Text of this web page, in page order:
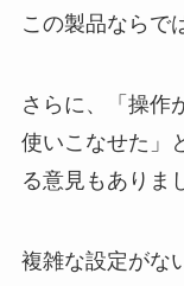
この製品ならで
さらに、「操作
使いこなせた」
る意見もありま
複雑な設定がな